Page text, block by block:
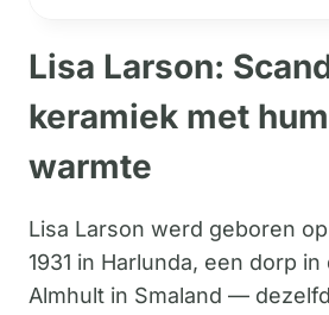
Lisa Larson:
keramiek met
warmte
Lisa Larson werd geboren
1931 in Harlunda, een dorp
Almhult in Smaland —